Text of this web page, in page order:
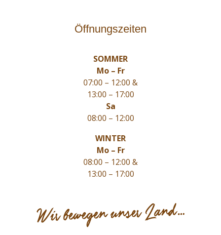
Öffnungszeiten
SOMMER
Mo – Fr
07:00 – 12:00 &
13:00 – 17:00
Sa
08:00 – 12:00
WINTER
Mo – Fr
08:00 – 12:00 &
13:00 – 17:00